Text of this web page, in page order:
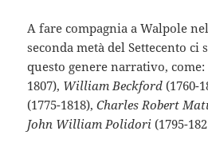
A fare compagnia a Walpole
seconda metà del Settecento
questo genere narrativo, come:
1807), William Beckford (1760-
(1775-1818),Charles Robert
John William Polidori (1795-